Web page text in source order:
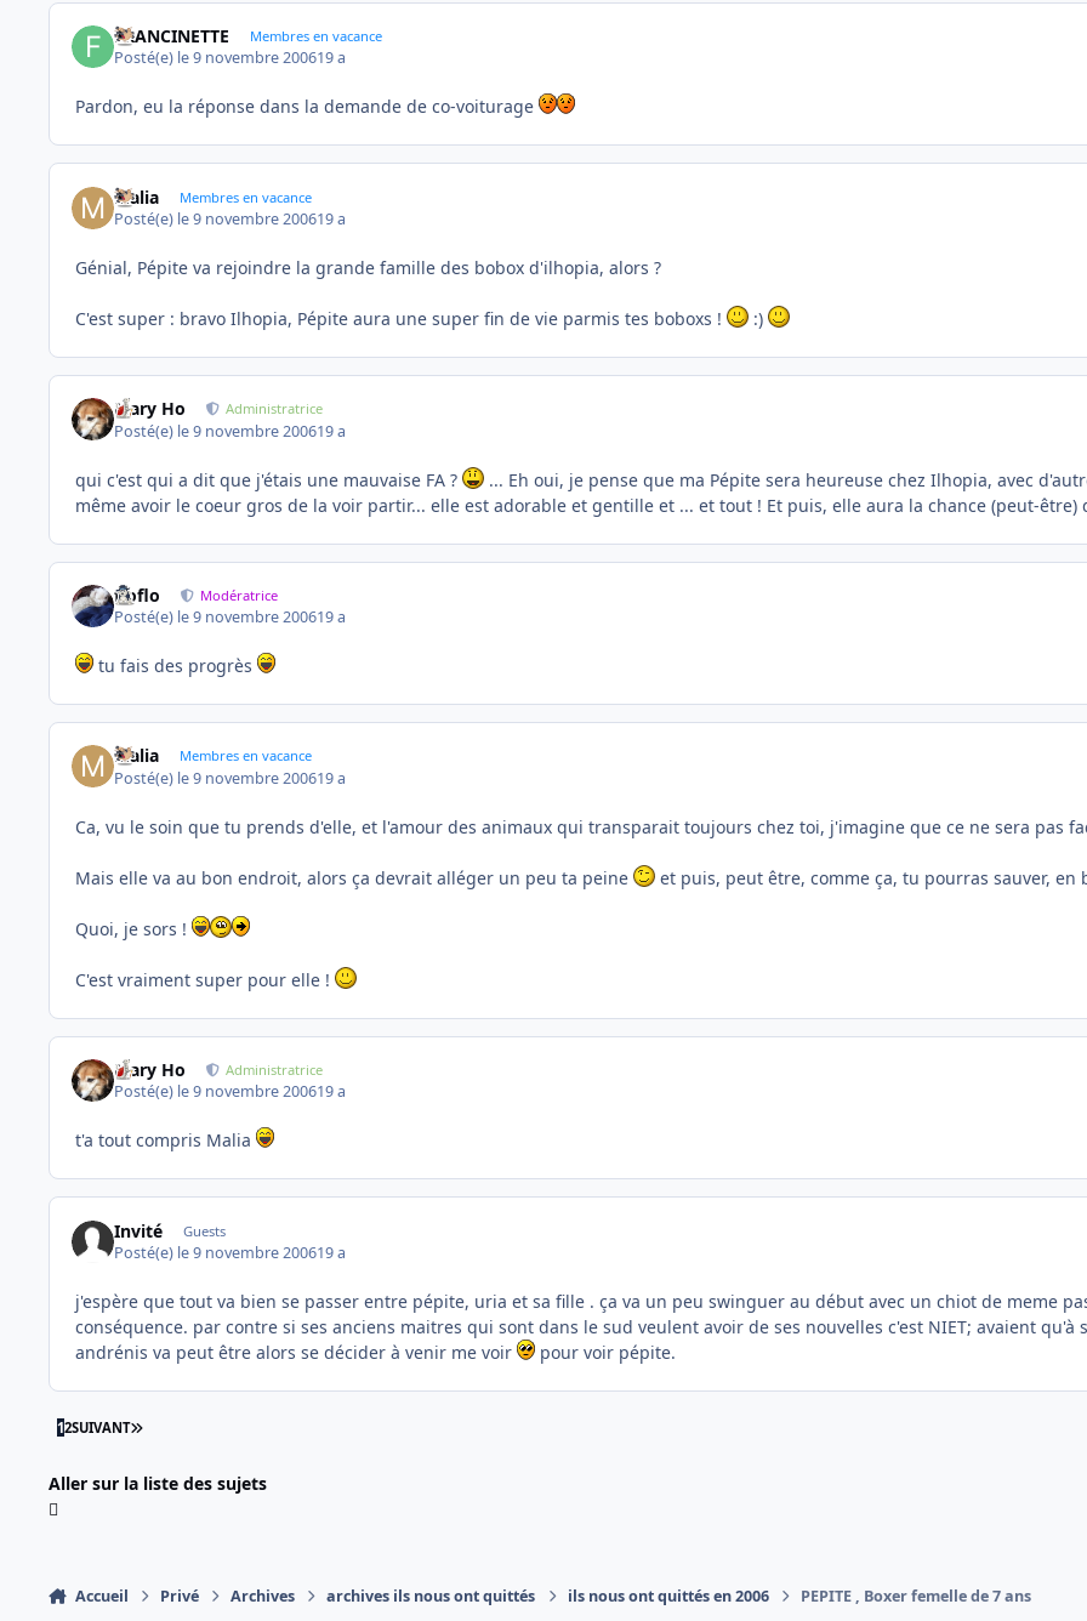
FRANCINETTE Membres en vacance
Posté(e) le 9 novembre 200619 a
Pardon, eu la réponse dans la demande de co-voiturage
Malia Membres en vacance
Posté(e) le 9 novembre 200619 a
Génial, Pépite va rejoindre la grande famille des bobox d'ilhopia, alors ?
C'est super : bravo Ilhopia, Pépite aura une super fin de vie parmis tes boboxs ! :)
Mary Ho Administratrice
Posté(e) le 9 novembre 200619 a
qui c'est qui a dit que j'étais une mauvaise FA ?
... Eh oui, je pense que ma Pépite sera heureuse chez Ilhopia, avec
même avoir le coeur gros de la voir partir... elle est adorable et gentille et ... et tout ! Et puis, elle aura la chance (peut-être)
floflo Modératrice
Posté(e) le 9 novembre 200619 a
tu fais des progrès
Malia Membres en vacance
Posté(e) le 9 novembre 200619 a
Ca, vu le soin que tu prends d'elle, et l'amour des animaux qui transparait toujours chez toi, j'imagine que ce ne sera pas
Mais elle va au bon endroit, alors ça devrait alléger un peu ta peine et puis, peut être, comme ça, tu pourras sauver,
Quoi, je sors !
C'est vraiment super pour elle !
Mary Ho Administratrice
Posté(e) le 9 novembre 200619 a
t'a tout compris Malia
Invité Guests
Posté(e) le 9 novembre 200619 a
j'espère que tout va bien se passer entre pépite, uria et sa fille . ça va un peu swinguer au début avec un chiot de meme
conséquence. par contre si ses anciens maitres qui sont dans le sud veulent avoir de ses nouvelles c'est NIET; avaient qu'à
andrénis va peut être alors se décider à venir me voir
pour voir pépite.
12SUIVANT DERNIÈRE PAGE
Aller sur la liste des sujets
Accueil Privé Archives archives ils nous ont quittés ils nous ont quittés en 2006 PEPITE , Boxer femelle de 7 ans